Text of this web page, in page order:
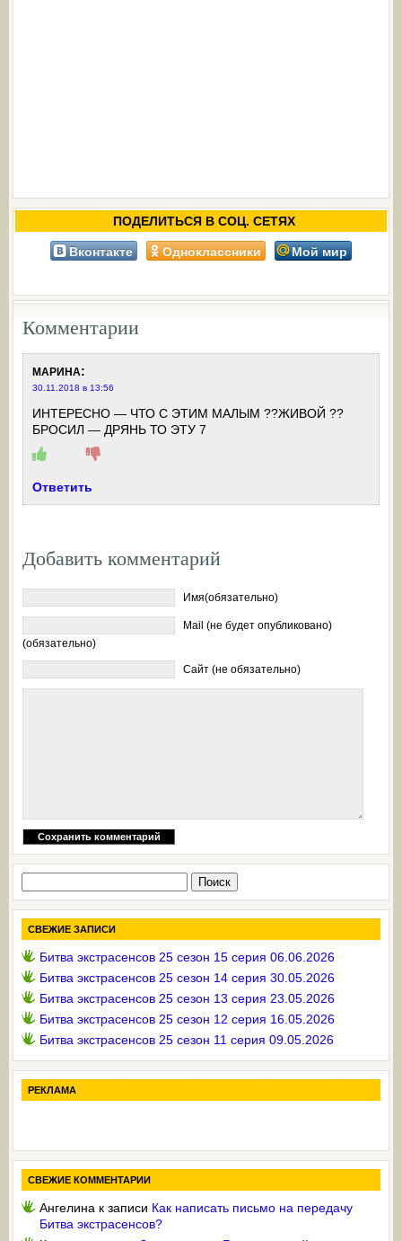
ПОДЕЛИТЬСЯ В СОЦ. СЕТЯХ
Вконтакте Одноклассники Мой мир
Комментарии
МАРИНА:
30.11.2018 в 13:56
ИНТЕРЕСНО — ЧТО С ЭТИМ МАЛЫМ ??ЖИВОЙ ??
БРОСИЛ — ДРЯНЬ ТО ЭТУ 7
Ответить
Добавить комментарий
Имя(обязательно)
Mail (не будет опубликовано)
(обязательно)
Сайт (не обязательно)
СВЕЖИЕ ЗАПИСИ
Битва экстрасенсов 25 сезон 15 серия 06.06.2026
Битва экстрасенсов 25 сезон 14 серия 30.05.2026
Битва экстрасенсов 25 сезон 13 серия 23.05.2026
Битва экстрасенсов 25 сезон 12 серия 16.05.2026
Битва экстрасенсов 25 сезон 11 серия 09.05.2026
РЕКЛАМА
СВЕЖИЕ КОММЕНТАРИИ
Ангелина к записи Как написать письмо на передачу
Битва экстрасенсов?